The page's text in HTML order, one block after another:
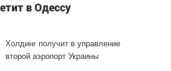
в Одессу
Холдинг получит в управление
второй аэропорт Украины